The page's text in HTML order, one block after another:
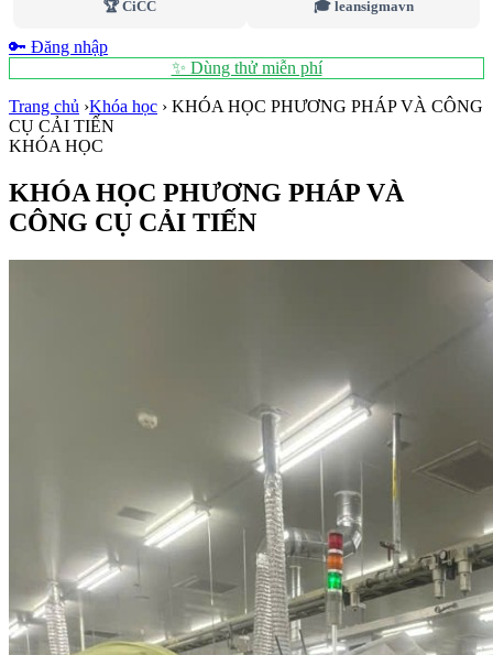
🏆 CiCC 🎓 leansigmavn
🔑 Đăng nhập
✨ Dùng thử miễn phí
Trang chủ ›Khóa học › KHÓA HỌC PHƯƠNG PHÁP VÀ CÔNG
CỤ CẢI TIẾN
KHÓA HỌC
KHÓA HỌC PHƯƠNG PHÁP VÀ
CÔNG CỤ CẢI TIẾN